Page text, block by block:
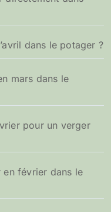
dans le potager ?
mars dans le
pour un verger
en février dans le